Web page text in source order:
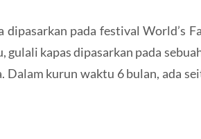
pada festival World’s
kapas dipasarkan pada
Dalam kurun waktu 6 bulan, ada